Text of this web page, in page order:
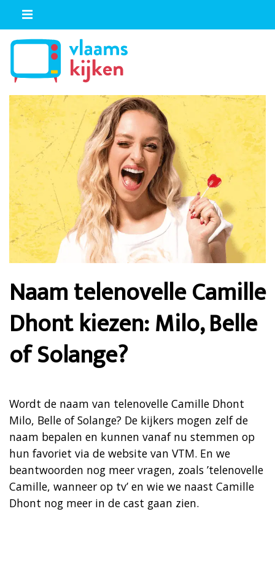
Naam telenovelle Camille
Dhont kiezen: Milo, Belle
of Solange?
Wordt de naam van telenovelle Camille Dhont
Milo, Belle of Solange? De kijkers mogen zelf de
naam bepalen en kunnen vanaf nu stemmen op
hun favoriet via de website van VTM. En we
beantwoorden nog meer vragen, zoals ’telenovelle
Camille, wanneer op tv’ en wie we naast Camille
Dhont nog meer in de cast gaan zien.